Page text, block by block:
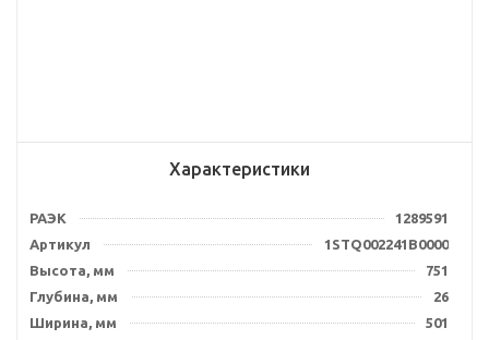
Характеристики
РАЭК
1289591
Артикул
1STQ002241B0000
Высота, мм
751
Глубина, мм
26
Ширина, мм
501